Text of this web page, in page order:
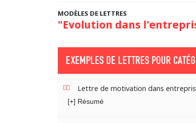
MODÈLES DE LETTRES
"Evolution dans
EXEMPLES DE LETTRES POUR
Lettre de motivation dans
[+] Résumé